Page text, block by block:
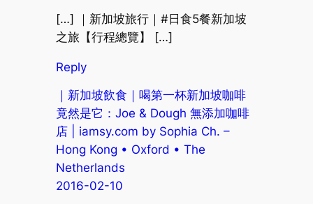
[…] ｜新加坡旅行｜#日食5餐新加坡
之旅【行程總覽】 […]
Reply
｜新加坡飲食｜喝第一杯新加坡咖啡
竟然是它：Joe & Dough 無添加咖啡
店 | iamsy.com by Sophia Ch. –
Hong Kong • Oxford • The
Netherlands
2016-02-10